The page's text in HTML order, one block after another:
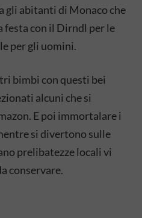
gli abitanti di Monaco che
festa con il Dirndl per le
per gli uomini.
bimbi con questi bei
alcuni che si
E poi immortalare i
si divertono sulle
prelibatezze locali vi
conservare.